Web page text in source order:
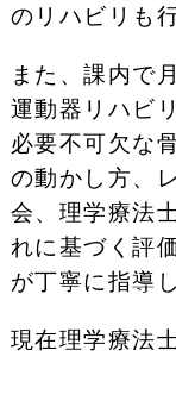
のリハビリも
また、課内で
運動器リハビ
必要不可欠な
の動かし方、
会、理学療法
れに基づく評
が丁寧に指導
現在理学療法